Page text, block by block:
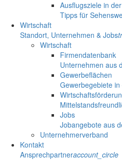
Ausflugsziele in
Tipps für
Wirtschaft
Standort, Unternehmen & Jobs
Wirtschaft
Firmendatenbank
Unternehmen aus
Gewerbeflächen
Gewerbegebiete
Jobs
Jobangebote aus
Unternehmerverband
Kontakt
Ansprechpartneraccount_circle